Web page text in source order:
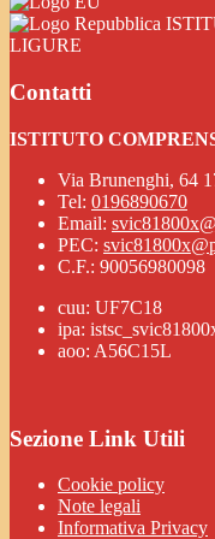
LIGURE
Contatti
ISTITUTO
Via Brunenghi, 64
Tel: 0196890670
Email:
PEC:
C.F.: 90056980098
cuu: UF7C18
ipa:
aoo: A56C15L
Sezione Link Utili
Cookie policy
Note legali
Informativa Privacy